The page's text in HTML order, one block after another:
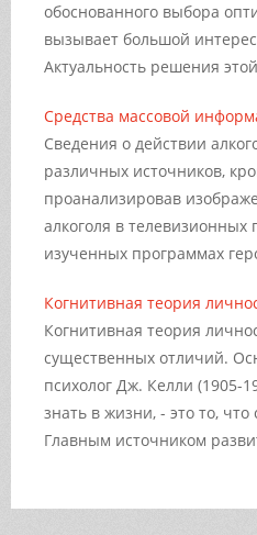
обоснованного выбора
вызывает большой
Актуальность решения
Средства массовой
Сведения о действии
различных источников,
проанализировав
алкоголя в
изученных программах
Когнитивная теория
Когнитивная теория
существенных отличий.
психолог Дж. Келли (1905-
знать в жизни, - это то,
Главным источником